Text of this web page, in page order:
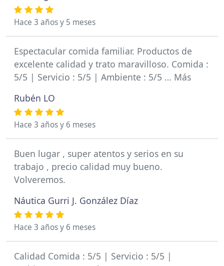
Hace 3 años y 5 meses
Espectacular comida familiar. Productos de
excelente calidad y trato maravilloso. Comida :
5/5 | Servicio : 5/5 | Ambiente : 5/5 … Más
Rubén LO
Hace 3 años y 6 meses
Buen lugar , super atentos y serios en su
trabajo , precio calidad muy bueno.
Volveremos.
Náutica Gurri J. González Díaz
Hace 3 años y 6 meses
Calidad Comida : 5/5 | Servicio : 5/5 |